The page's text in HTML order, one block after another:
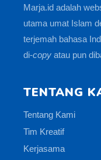
Marja.id adalah
utama umat Islam
terjemah bahasa
di-copy atau pun
TENTANG
Tentang Kami
Tim Kreatif
Kerjasama